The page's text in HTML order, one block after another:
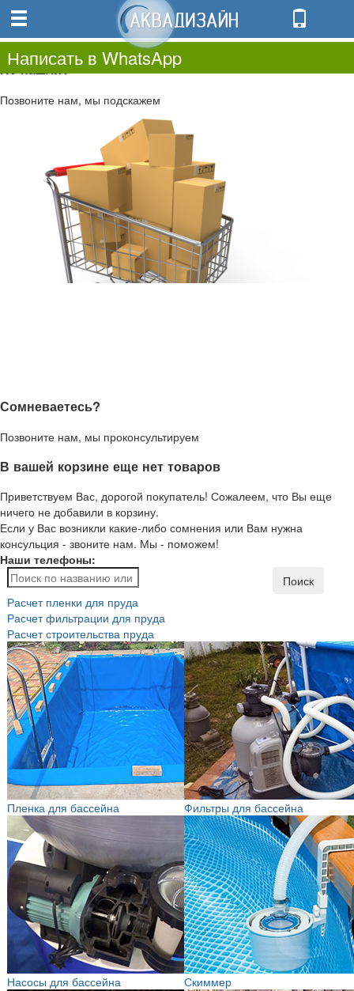
0.00
0
Не нашли?
Позвоните нам, мы подскажем
Сомневаетесь?
Позвоните нам, мы проконсультируем
В вашей корзине еще нет товаров
Приветствуем Вас, дорогой покупатель! Сожалеем, что Вы еще
ничего не добавили в корзину.
Если у Вас возникли какие-либо сомнения или Вам нужна
консульция - звоните нам. Мы - поможем!
Наши телефоны:
Написать в WhatsApp
Поиск
Расчет пленки для пруда
Расчет фильтрации для пруда
Расчет строительства пруда
Пленка для бассейна Фильтры для бассейна
Насосы для бассейна Скиммер